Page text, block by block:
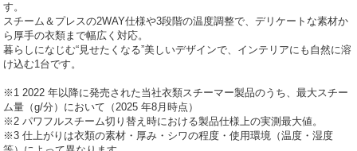
す。
スチーム＆プレスの2WAY仕様や3段階の温度調整で、デリケートな素材か
ら厚手の衣類まで幅広く対応。
暮らしになじむ“見せたくなる”美しいデザインで、インテリアにも自然に溶
け込む1台です。
※1 2022 年以降に発売された当社衣類スチーマー製品のうち、最大スチー
ム量（g/分）において（2025 年8月時点）
※2 パワフルスチーム切り替え時における製品仕様上の実測最大値。
※3 仕上がりは衣類の素材・厚み・シワの程度・使用環境（温度・湿度